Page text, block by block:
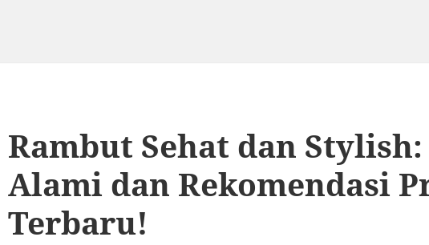
Rambut Sehat dan
Alami dan Rekomendasi
Terbaru!